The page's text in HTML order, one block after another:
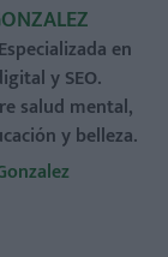
en
y SEO.
salud mental,
y belleza.